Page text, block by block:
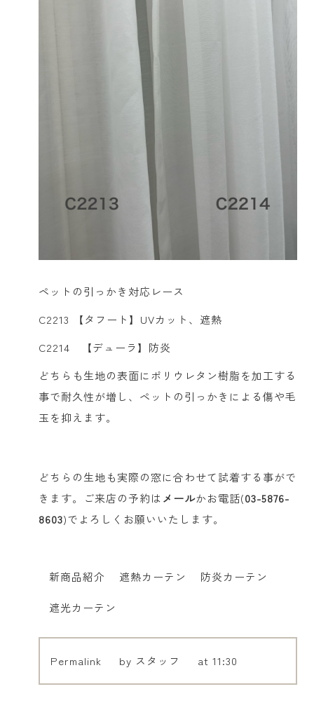
ペットの引っかき対応レース
C2213 【タフート】UVカット、遮熱
C2214 【デューラ】防炎
どちらも生地の表面にポリウレタン樹脂を加工する
事で耐久性が増し、ペットの引っかきによる傷や毛
玉を抑えます。
どちらの生地も実際の窓に合わせて試着する事がで
きます。ご来店の予約はメールかお電話(03-5876-
8603)でよろしくお願いいたします。
新商品紹介 遮熱カーテン 防炎カーテン
遮光カーテン
Permalink by スタッフ at 11:30